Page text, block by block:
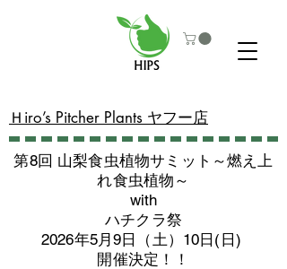
​Ｈiro’s Pitcher Plants ヤフー店
第8回 山梨食虫植物サミット～燃え上
れ食虫植物～
with
​ハチクラ祭
2026年5月9日（土）10日(日)
​開催決定！！